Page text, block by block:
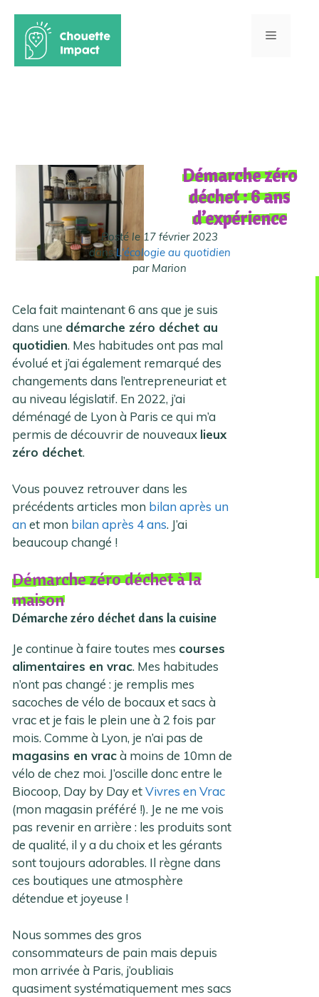
contenu
Menu
Accueil -Le blog -L'écologie au quotidien
- Démarche zéro déchet : 6
ans d’expérience
Démarche zéro
déchet : 6 ans
d’expérience
Posté le 17 février 2023
dansL'écologie au quotidien
par Marion
Cela fait maintenant 6 ans que je suis
dans une démarche zéro déchet au
quotidien. Mes habitudes ont pas mal
évolué et j’ai également remarqué des
changements dans l’entrepreneuriat et
au niveau législatif. En 2022, j’ai
déménagé de Lyon à Paris ce qui m’a
permis de découvrir de nouveaux lieux
zéro déchet.
Vous pouvez retrouver dans les
précédents articles mon bilan après un
an et mon bilan après 4 ans. J’ai
beaucoup changé !
Démarche zéro déchet à la
maison
Démarche zéro déchet dans la cuisine
Je continue à faire toutes mes courses
alimentaires en vrac. Mes habitudes
n’ont pas changé : je remplis mes
sacoches de vélo de bocaux et sacs à
vrac et je fais le plein une à 2 fois par
mois. Comme à Lyon, je n’ai pas de
magasins en vracà moins de 10mn de
vélo de chez moi. J’oscille donc entre le
Biocoop, Day by Day etVivres en Vrac
(mon magasin préféré !). Je ne me vois
pas revenir en arrière : les produits sont
de qualité, il y a du choix et les gérants
sont toujours adorables. Il règne dans
ces boutiques une atmosphère
détendue et joyeuse !
Nous sommes des gros
consommateurs de pain mais depuis
mon arrivée à Paris, j’oubliais
quasiment systématiquement mes sacs